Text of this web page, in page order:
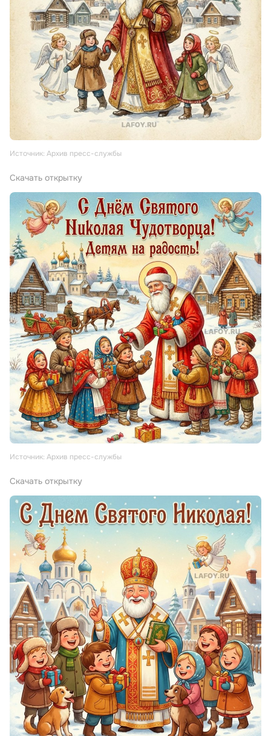
Источник: Архив пресс-службы
Скачать открытку
Источник: Архив пресс-службы
Скачать открытку